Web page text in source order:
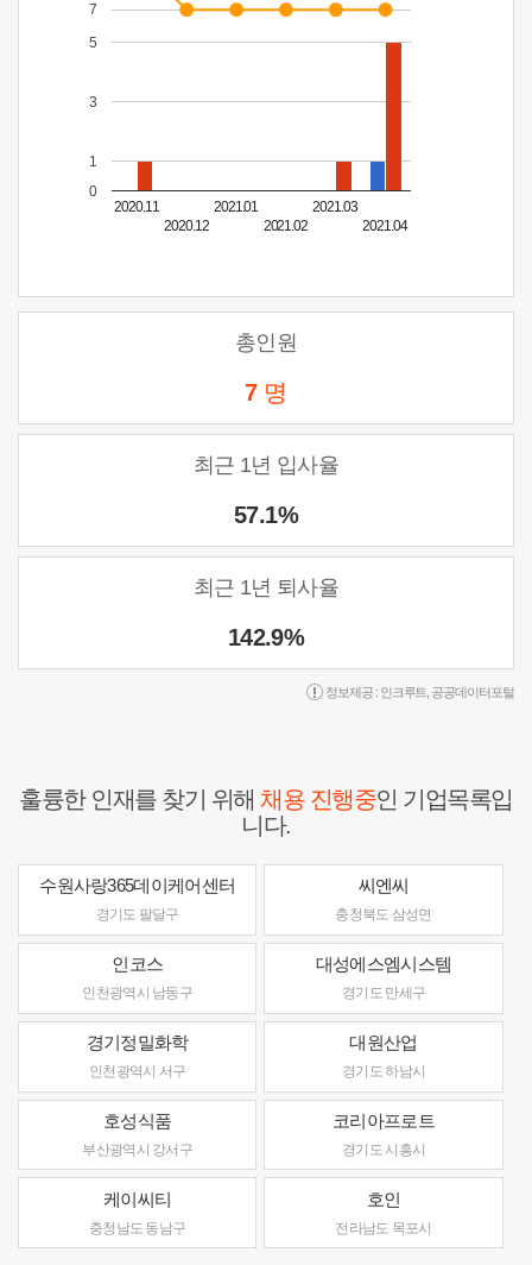
2020.11
2020.12
2021.01
2021.02
2021.03
2021.04
0
1
3
5
7
총인원
7 명
최근 1년 입사율
57.1%
최근 1년 퇴사율
142.9%
정보제공 : 인크루트 공공데이터포털
훌륭한 인재를 찾기 위해채용 진행중인 기업목록입
니다.
수원사랑365데이케어센터
경기도 팔달구
씨엔씨
충청북도 삼성면
인코스
인천광역시 남동구
대성에스엠시스템
경기도 만세구
경기정밀화학
인천광역시 서구
대원산업
경기도 하남시
호성식품
부산광역시 강서구
코리아프로트
경기도 시흥시
케이씨티
충청남도 동남구
호인
전라남도 목포시